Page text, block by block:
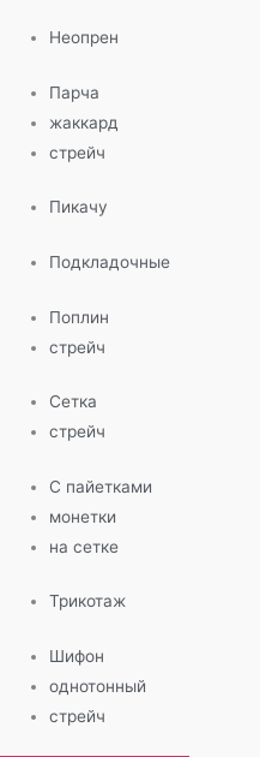
Неопрен
Парча
жаккард
стрейч
Пикачу
Подкладочные
Поплин
стрейч
Сетка
стрейч
С пайетками
монетки
на сетке
Трикотаж
Шифон
однотонный
стрейч